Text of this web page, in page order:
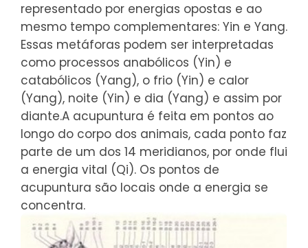
representado por energias opostas e ao
mesmo tempo complementares: Yin e Yang.
Essas metáforas podem ser interpretadas
como processos anabólicos (Yin) e
catabólicos (Yang), o frio (Yin) e calor
(Yang), noite (Yin) e dia (Yang) e assim por
diante.A acupuntura é feita em pontos ao
longo do corpo dos animais, cada ponto faz
parte de um dos 14 meridianos, por onde flui
a energia vital (Qi). Os pontos de
acupuntura são locais onde a energia se
concentra.